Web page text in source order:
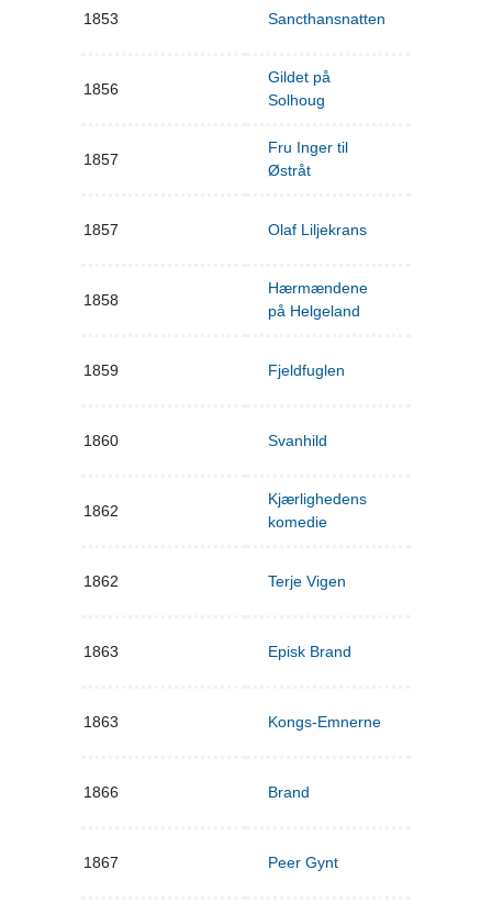
1853 Sancthansnatten
1856
Gildet på
Solhoug
1857
Fru Inger til
Østråt
1857 Olaf Liljekrans
1858
Hærmændene
på Helgeland
1859 Fjeldfuglen
1860 Svanhild
1862
Kjærlighedens
komedie
1862 Terje Vigen
1863 Episk Brand
1863 Kongs-Emnerne
1866 Brand
1867 Peer Gynt